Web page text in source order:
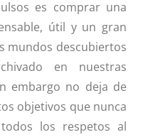
es comprar una
útil y un gran
mundos descubiertos
en nuestras
embargo no deja de
objetivos que nunca
los respetos al